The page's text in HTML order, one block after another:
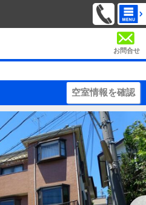
お問合せ
空室情報を確認